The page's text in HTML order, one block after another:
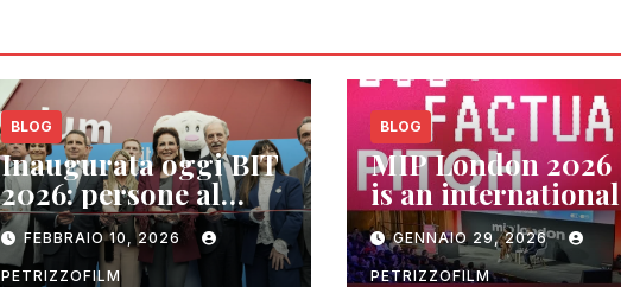
BLOG
Inaugurata oggi BIT
2026: persone al
centrotra contenuti,
relazioni e business
FEBBRAIO 10, 2026
PETRIZZOFILM
BLOG
MIP London 2026
is an international
TV and streaming
content market
GENNAIO 29, 2026
PETRIZZOFILM